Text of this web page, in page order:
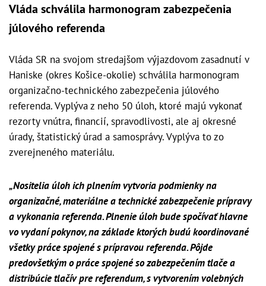
Vláda schválila harmonogram zabezpečenia
júlového referenda
Vláda SR na svojom stredajšom výjazdovom zasadnutí v
Haniske (okres Košice-okolie) schválila harmonogram
organizačno-technického zabezpečenia júlového
referenda. Vyplýva z neho 50 úloh, ktoré majú vykonať
rezorty vnútra, financií, spravodlivosti, ale aj okresné
úrady, štatistický úrad a samosprávy. Vyplýva to zo
zverejneného materiálu.
„Nositelia úloh ich plnením vytvoria podmienky na
organizačné, materiálne a technické zabezpečenie prípravy
a vykonania referenda. Plnenie úloh bude spočívať hlavne
vo vydaní pokynov, na základe ktorých budú koordinované
všetky práce spojené s prípravou referenda. Pôjde
predovšetkým o práce spojené so zabezpečením tlače a
distribúcie tlačív pre referendum, s vytvorením volebných